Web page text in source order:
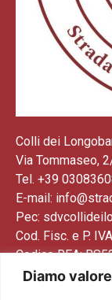
Diamo
Colli dei
Via Tommaseo,
Tel. +39
E-mail:
Pec:
Cod. Fisc. e P.
Codice REA: